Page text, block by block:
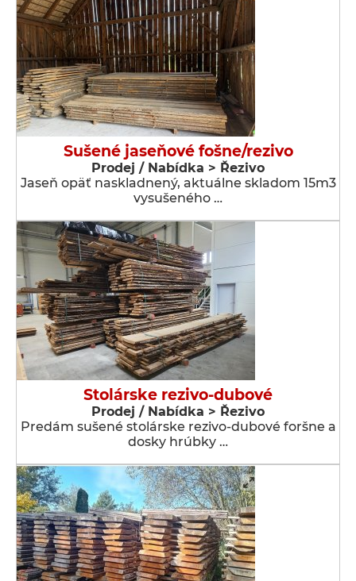
Sušené jaseňové fošne/rezivo
Prodej / Nabídka > Řezivo
Jaseň opäť naskladnený, aktuálne skladom 15m3
vysušeného …
Stolárske rezivo-dubové
Prodej / Nabídka > Řezivo
Predám sušené stolárske rezivo-dubové foršne a
dosky hrúbky …